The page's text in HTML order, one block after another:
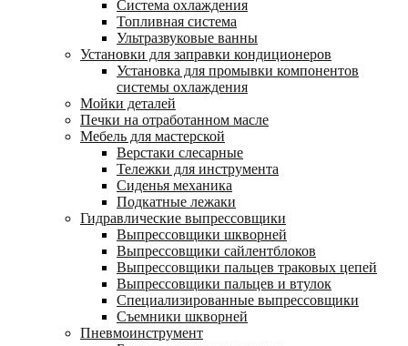
Система охлаждения
Топливная система
Ультразвуковые ванны
Установки для заправки кондиционеров
Установка для промывки компонентов
системы охлаждения
Мойки деталей
Печки на отработанном масле
Мебель для мастерской
Верстаки слесарные
Тележки для инструмента
Сиденья механика
Подкатные лежаки
Гидравлические выпрессовщики
Выпрессовщики шкворней
Выпрессовщики сайлентблоков
Выпрессовщики пальцев траковых цепей
Выпрессовщики пальцев и втулок
Специализированные выпрессовщики
Cъемники шкворней
Пневмоинструмент